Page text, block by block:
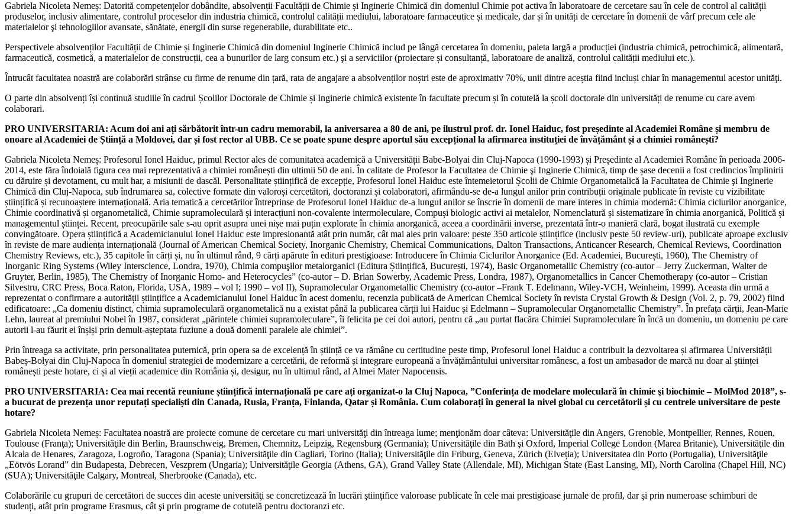
Gabriela Nicoleta Nemeș: Datorită competențelor dobândite, absolvenții Facultății de Chimie și Inginerie Chimică din domeniul Chimie pot activa în laboratoare de cercetare sau în cele de control al calității
produselor, inclusiv alimentare, controlul proceselor din industria chimică, controlul calității mediului, laboratoare farmaceutice și medicale, dar și în unități de cercetare în domenii de vârf precum cele ale
materialelor şi tehnologiilor avansate, sănătate, energii din surse regenerabile, durabilitate etc..
Perspectivele absolvenților Facultății de Chimie și Inginerie Chimică din domeniul Inginerie Chimică includ pe lângă cercetarea în domeniu, paleta largă a producției (industria chimică, petrochimică, alimentară,
farmaceutică, cosmetică, a materialelor de construcții, cea a bunurilor de larg consum etc.) şi a serviciilor (proiectare și consultanță, laboratoare de analiză, controlul calității mediului etc.).
Întrucât facultatea noastră are colaborări strânse cu firme de renume din țară, rata de angajare a absolvenților noștri este de aproximativ 70%, unii dintre aceștia fiind incluși chiar în managementul acestor unităţi.
O parte din absolvenți își continuă studiile în cadrul Școlilor Doctorale de Chimie și Inginerie chimică existente în facultate precum și în cotutelă la școli doctorale din universități de renume cu care avem
colaborari.
PRO UNIVERSITARIA: Acum doi ani ați sărbătorit într-un cadru memorabil, la aniversarea a 80 de ani, pe ilustrul prof. dr. Ionel Haiduc, fost președinte al Academiei Române și membru de
onoare al Academiei de Știință a Moldovei, dar și fost rector al UBB. Ce se poate spune despre aportul său excepțional la afirmarea instituției de învățământ și a chimiei românești?
Gabriela Nicoleta Nemeș: Profesorul Ionel Haiduc, primul Rector ales de comunitatea academică a Universității Babe-Bolyai din Cluj-Napoca (1990-1993) și Președinte al Academiei Române în perioada 2006-
2014, este făra îndoială figura cea mai reprezentativă a chimiei românești din ultimii 50 de ani. În calitate de Profesor la Facultatea de Chimie şi Inginerie Chimică, timp de șase decenii a fost credincios împlinirii
cu dăruire și devotament, cu mult har, a misiunii de dascăl. Personalitate științifică de excepție, Profesorul Ionel Haiduc este întemeietorul Școlii de Chimie Organometalică la Facultatea de Chimie şi Inginerie
Chimică din Cluj-Napoca, sub îndrumarea sa, colective formate din valoroși cercetători, doctoranzi și colaboratori, afirmându-se de-a lungul anilor prin contribuții originale publicate în reviste cu vizibilitate
științifică și recunoaștere internațională. Aria tematică a cercetărilor întreprinse de Profesorul Ionel Haiduc de-a lungul anilor se înscrie în domenii de mare interes in chimia modernă: Chimia ciclurilor anorganice,
Chimie coordinativă și organometalică, Chimie supramoleculară și interacțiuni non-covalente intermoleculare, Compuși biologic activi ai metalelor, Nomenclatură și sistematizare în chimia anorganică, Politică și
managementul științei. Recent, preocupările sale s-au oprit asupra unei nișe mai puțin explorate în chimia anorganică, aceea a coordinării inverse, prezentată într-o manieră clară, bogat ilustrată cu exemple
convingătoare. Opera științifică a Academicianului Ionel Haiduc este impresionantă atât prin număr, cât mai ales prin valoare: peste 350 articole științifice (inclusiv peste 50 review-uri), publicate aproape exclusiv
în reviste de mare audiența internațională (Journal of American Chemical Society, Inorganic Chemistry, Chemical Communications, Dalton Transactions, Anticancer Research, Chemical Reviews, Coordination
Chemistry Reviews, etc.), 35 capitole în cărți și, nu în ultimul rând, 9 cărți apărute în edituri prestigioase: Introducere în Chimia Ciclurilor Anorganice (Ed. Academiei, București, 1960), The Chemistry of
Inorganic Ring Systems (Wiley Interscience, Londra, 1970), Chimia compuşilor metalorganici (Editura Științifică, București, 1974), Basic Organometallic Chemistry (co-autor – Jerry Zuckerman, Walter de
Gruyter, Berlin, 1985), The Chemistry of Inorganic Homo- and Heterocycles” (co-autor – D. Brian Sowerby, Academic Press, Londra, 1987), Organometallics in Cancer Chemotherapy (co-autor – Cristian
Silvestru, CRC Press, Boca Raton, Florida, USA, 1989 – vol I; 1990 – vol II), Supramolecular Organometallic Chemistry (co-autor –Frank T. Edelmann, Wiley-VCH, Weinheim, 1999). Aceasta din urmă a
reprezentat o confirmare a autorității științifice a Academicianului Ionel Haiduc în acest domeniu, recenzia publicată de American Chemical Society în revista Crystal Growth & Design (Vol. 2, p. 79, 2002) fiind
edificatoare: „Ca domeniu distinct, chimia supramoleculară organometalică nu a existat până la publicarea cărții lui Haiduc și Edelmann – Supramolecular Organometallic Chemistry”. În prefața cărții, Jean-Marie
Lehn, laureat al premiului Nobel în 1987, considerat „părintele chimiei supramoleculare”, îi felicita pe cei doi autori, pentru că „au purtat flacăra Chimiei Supramoleculare în încă un domeniu, un domeniu pe care
autorii l-au făurit ei înșiși prin demult-așteptata fuziune a două domenii paralele ale chimiei”.
Prin întreaga sa activitate, prin personalitatea puternică, prin opera sa de excelență în știință ce va rămâne cu certitudine peste timp, Profesorul Ionel Haiduc a contribuit la dezvoltarea și afirmarea Universității
Babeș-Bolyai din Cluj-Napoca în domeniul strategiei de modernizare a cercetării, de reformă și integrare europeană a învățământului universitar românesc, a fost un ambasador de marcă nu doar al științei
românești peste hotare, ci și al vieții academice din România și, desigur, nu în ultimul rând, al Almei Mater Napocensis.
PRO UNIVERSITARIA: Cea mai recentă reuniune științifică internațională pe care ați organizat-o la Cluj Napoca, ”Conferința de modelare moleculară în chimie şi biochimie – MolMod 2018”, s-
a bucurat de prezența unor reputați specialiști din Canada, Rusia, Franța, Finlanda, Qatar și România. Cum colaborați în general la nivel global cu cercetătorii și cu centrele universitare de peste
hotare?
Gabriela Nicoleta Nemeș: Facultatea noastră are proiecte comune de cercetare cu mari universităţi din întreaga lume; menţionăm doar câteva: Universităţile din Angers, Grenoble, Montpellier, Rennes, Rouen,
Toulouse (Franţa); Universităţile din Berlin, Braunschweig, Bremen, Chemnitz, Leipzig, Regensburg (Germania); Universităţile din Bath şi Oxford, Imperial College London (Marea Britanie), Universităţile din
Alcala de Henares, Zaragoza, Logroño, Taragona (Spania); Universităţile din Cagliari, Torino (Italia); Universităţile din Friburg, Geneva, Zürich (Elveția); Universitatea din Porto (Portugalia), Universităţile
„Eötvös Lorand” din Budapesta, Debrecen, Veszprem (Ungaria); Universităţile Georgia (Athens, GA), Grand Valley State (Allendale, MI), Michigan State (East Lansing, MI), North Carolina (Chapel Hill, NC)
(SUA); Universităţile Calgary, Montreal, Sherbrooke (Canada), etc.
Colaborările cu grupuri de cercetători de succes din aceste universităţi se concretizează în lucrări ştiinţifice valoroase publicate în cele mai prestigioase jurnale de profil, dar şi prin numeroase schimburi de
studenți, atât prin programe Erasmus, cât şi prin programe de cotutelă pentru doctoranzi etc.